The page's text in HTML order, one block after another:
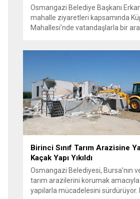
Osmangazi Belediye Başkanı
mahalle ziyaretleri kapsamında
Mahallesi’nde vatandaşlarla bir
vatandaşlarla güçlü ve doğrudan
kurmaya öncelik veren Osmangazi
Belediye Başkanı Erkan Aydın,
belediyecilik...
Birinci Sınıf Tarım Arazisine
Kaçak Yapı Yıkıldı
Osmangazi Belediyesi, Bursa’nın
tarım arazilerini korumak
yapılarla mücadelesini sürdürüyor.